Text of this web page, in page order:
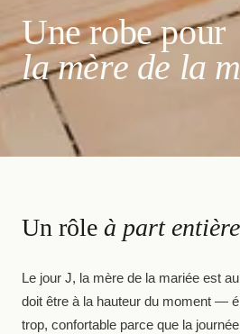
Une robe pour
la mère de la
Un rôle à part entière
Le jour J, la mère de la mariée est
doit être à la hauteur du moment —
trop, confortable parce que la